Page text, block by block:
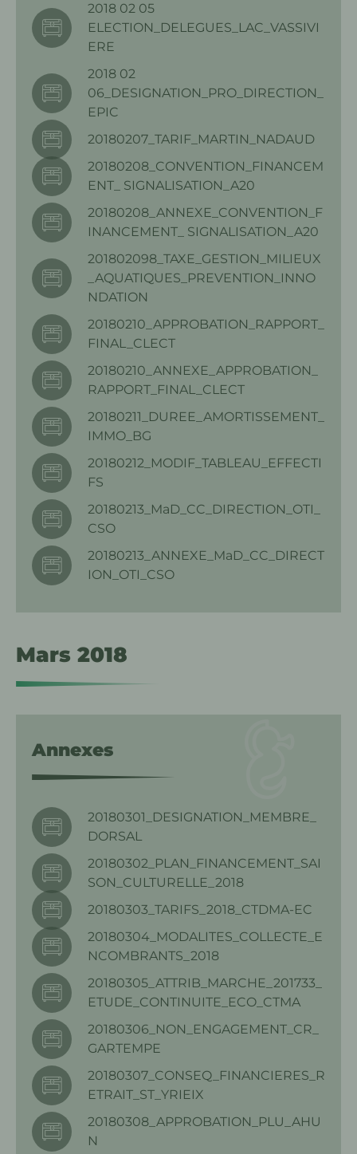
2018 02 05
ELECTION_DELEGUES_LAC_VASSIVI
ERE
2018 02
06_DESIGNATION_PRO_DIRECTION_
EPIC
20180207_TARIF_MARTIN_NADAUD
20180208_CONVENTION_FINANCEM
ENT_ SIGNALISATION_A20
20180208_ANNEXE_CONVENTION_F
INANCEMENT_ SIGNALISATION_A20
201802098_TAXE_GESTION_MILIEUX
_AQUATIQUES_PREVENTION_INNO
NDATION
20180210_APPROBATION_RAPPORT_
FINAL_CLECT
20180210_ANNEXE_APPROBATION_
RAPPORT_FINAL_CLECT
20180211_DUREE_AMORTISSEMENT_
IMMO_BG
20180212_MODIF_TABLEAU_EFFECTI
FS
20180213_MaD_CC_DIRECTION_OTI_
CSO
20180213_ANNEXE_MaD_CC_DIRECT
ION_OTI_CSO
Mars 2018
Annexes
20180301_DESIGNATION_MEMBRE_
DORSAL
20180302_PLAN_FINANCEMENT_SAI
SON_CULTURELLE_2018
20180303_TARIFS_2018_CTDMA-EC
20180304_MODALITES_COLLECTE_E
NCOMBRANTS_2018
20180305_ATTRIB_MARCHE_201733_
ETUDE_CONTINUITE_ECO_CTMA
20180306_NON_ENGAGEMENT_CR_
GARTEMPE
20180307_CONSEQ_FINANCIERES_R
ETRAIT_ST_YRIEIX
20180308_APPROBATION_PLU_AHU
N